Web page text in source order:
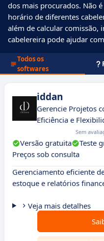
dos mais procurados. Não
horário de diferentes
além de calcular comissão,
cabelereira pode ajudar
Todos os
softwares
iddan
Gerencie Projetos
Eficiência e
Sem
Versão gratuita Teste
Preços sob consulta
Gerenciamento eficiente
estoque e relatórios
Veja mais detalhes